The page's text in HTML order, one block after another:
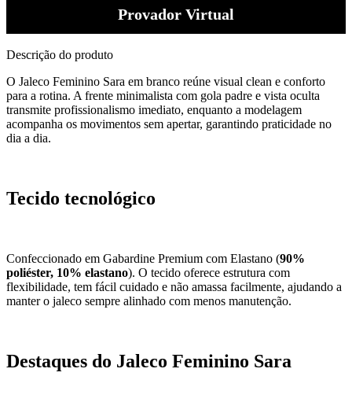
Provador Virtual
Descrição do produto
O Jaleco Feminino Sara em branco reúne visual clean e conforto
para a rotina. A frente minimalista com gola padre e vista oculta
transmite profissionalismo imediato, enquanto a modelagem
acompanha os movimentos sem apertar, garantindo praticidade no
dia a dia.
Tecido tecnológico
Confeccionado em Gabardine Premium com Elastano (90%
poliéster, 10% elastano). O tecido oferece estrutura com
flexibilidade, tem fácil cuidado e não amassa facilmente, ajudando a
manter o jaleco sempre alinhado com menos manutenção.
Destaques do Jaleco Feminino Sara